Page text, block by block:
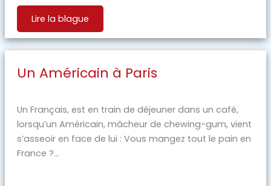
Lire la blague
Un Américain à Paris
Un Français, est en train de déjeuner dans un café,
lorsqu’un Américain, mâcheur de chewing-gum, vient
s’asseoir en face de lui : Vous mangez tout le pain en
France ?...